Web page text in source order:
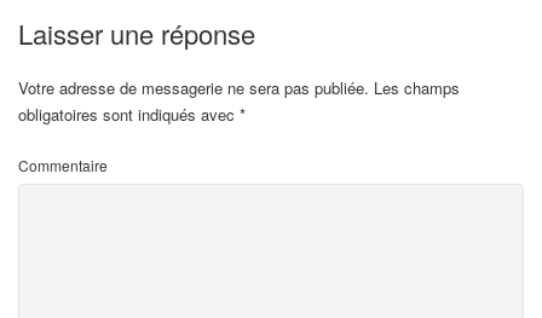
Laisser une réponse
Votre adresse de messagerie ne sera pas publiée. Les champs
obligatoires sont indiqués avec *
Commentaire